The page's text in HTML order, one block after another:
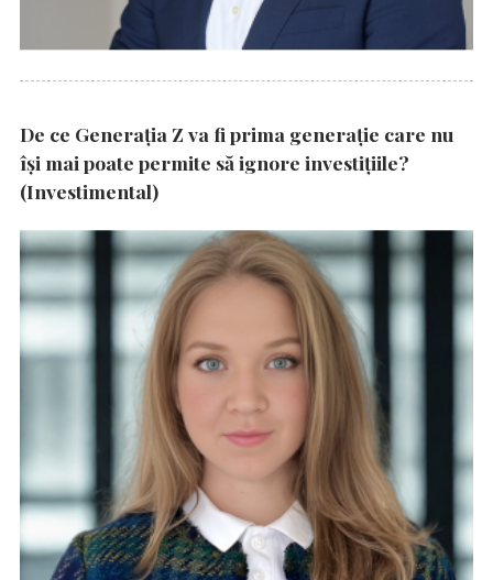
De ce Generația Z va fi prima generație care nu
își mai poate permite să ignore investițiile?
(Investimental)